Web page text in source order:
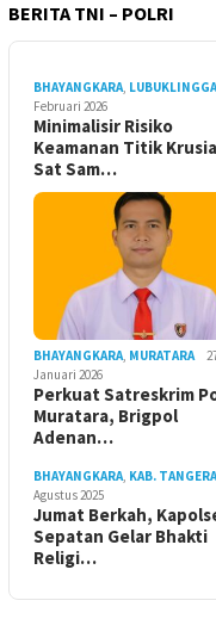
BERITA TNI – POLRI
BHAYANGKARA,
Februari 2026
Minimalisir Risiko
Keamanan Titik
Sat Sam…
BHAYANGKARA, MURATARA
Januari 2026
Perkuat Satreskrim
Muratara, Brigpol
Adenan…
BHAYANGKARA, KAB.
Agustus 2025
Jumat Berkah,
Sepatan Gelar Bhakti
Religi…